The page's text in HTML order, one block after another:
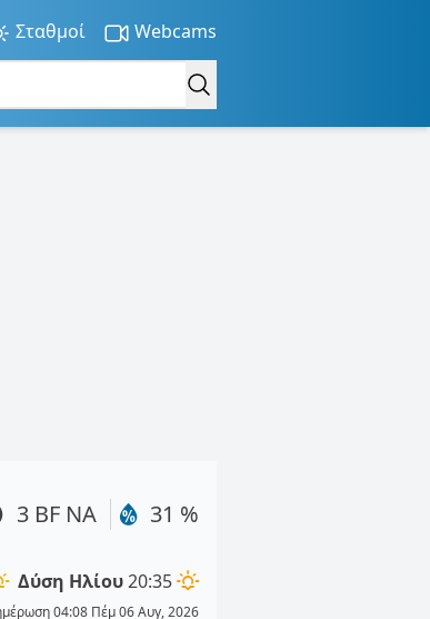
Σταθμοί Webcams
3 BF ΝΑ 31 %
Δύση Ηλίου20:35
04:08 Πέμ 06 Αυγ, 2026